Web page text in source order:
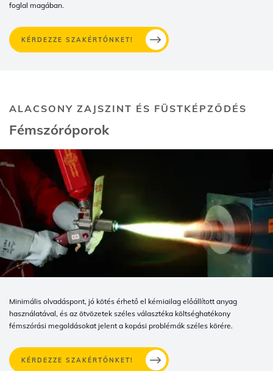
foglal magában.
KÉRDEZZE SZAKÉRTŐNKET!
ALACSONY ZAJSZINT ÉS FÜSTKÉPZŐDÉS
Fémszóróporok
Minimális olvadáspont, jó kötés érhető el kémiailag előállított anyag
használatával, és az ötvözetek széles választéka költséghatékony
fémszórási megoldásokat jelent a kopási problémák széles körére.
KÉRDEZZE SZAKÉRTŐNKET!